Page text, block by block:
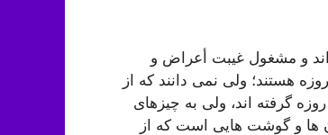
و مشغول غیبت أعراض و
هستند؛ ولی نمی دانند که از
گرفته اند، ولی به چیزهای
ها و گوشت هایی است که از